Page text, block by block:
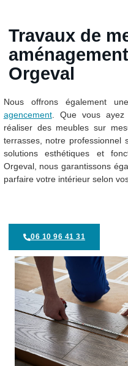
Travaux de
Orgeval
Nous offrons également
agencement. Que vous ayez
réaliser des meubles sur
terrasses, notre professionnel
solutions esthétiques et
Orgeval, nous garantissons
parfaire votre intérieur selon
06 10 96 41 31